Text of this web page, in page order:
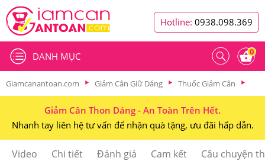
Hotline: 0938.098.369
0
DANH MỤC
Giamcanantoan.com Giảm Cân Giữ Dáng Thuốc Giảm Cân
Giảm Cân Thon Dáng - An Toàn Trên Hết.
Nhanh tay liên hệ tư vấn để nhận quà tặng, ưu đãi hấp dẫn.
Video Chi tiết Đánh giá Cam kết Câu chuyện